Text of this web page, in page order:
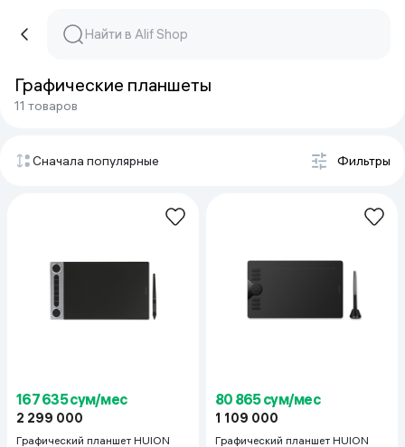
Графические планшеты
11 товаров
Сначала популярные Фильтры
167 635 сум/мес
2 299 000
Графический планшет HUION
80 865 сум/мес
1 109 000
Графический планшет HUION